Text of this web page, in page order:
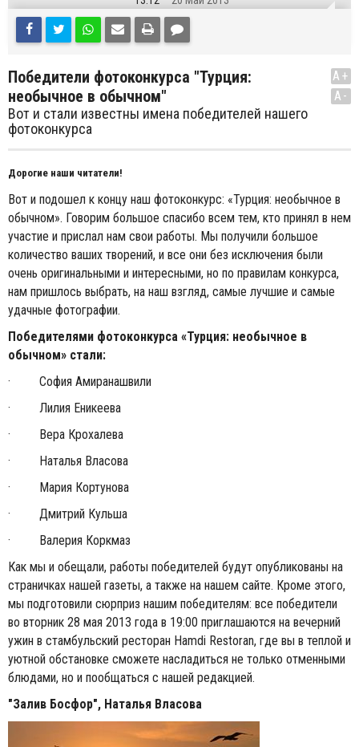
Победители фотоконкурса "Турция:
необычное в обычном"
Вот и стали известны имена победителей нашего
фотоконкурса
A+
A-
Дорогие наши читатели!
Вот и подошел к концу наш фотоконкурс: «Турция: необычное в
обычном». Говорим большое спасибо всем тем, кто принял в нем
участие и прислал нам свои работы. Мы получили большое
количество ваших творений, и все они без исключения были
очень оригинальными и интересными, но по правилам конкурса,
нам пришлось выбрать, на наш взгляд, самые лучшие и самые
удачные фотографии.
Победителями фотоконкурса «Турция: необычное в
обычном» стали:
· София Амиранашвили
· Лилия Еникеева
· Вера Крохалева
· Наталья Власова
· Мария Кортунова
· Дмитрий Кульша
· Валерия Коркмаз
Как мы и обещали, работы победителей будут опубликованы на
страничках нашей газеты, а также на нашем сайте. Кроме этого,
мы подготовили сюрприз нашим победителям: все победители
во вторник 28 мая 2013 года в 19:00 приглашаются на вечерний
ужин в стамбульский ресторан Hamdi Restoran, где вы в теплой и
уютной обстановке сможете насладиться не только отменными
блюдами, но и пообщаться с нашей редакцией.
"Залив Босфор", Наталья Власова